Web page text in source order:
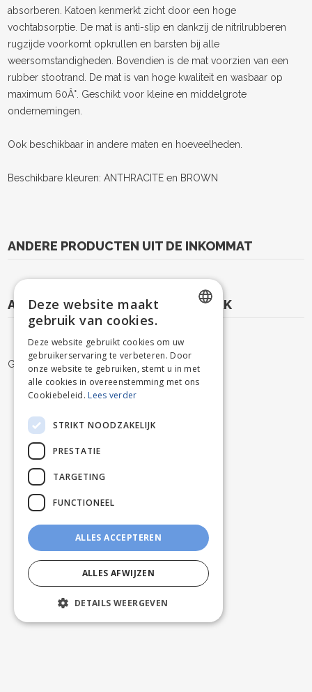
absorberen. Katoen kenmerkt zicht door een hoge
vochtabsorptie. De mat is anti-slip en dankzij de nitrilrubberen
rugzijde voorkomt opkrullen en barsten bij alle
weersomstandigheden. Bovendien is de mat voorzien van een
rubber stootrand. De mat is van hoge kwaliteit en wasbaar op
maximum 60Â°. Geschikt voor kleine en middelgrote
ondernemingen.
Ook beschikbaar in andere maten en hoeveelheden.
Beschikbare kleuren: ANTHRACITE en BROWN
ANDERE PRODUCTEN UIT DE INKOMMAT
ANDERE PRODUCTEN VAN HET MERK
Geen resultaat voor uw zoekopdracht.
FRENCH
Deze website maakt
gebruik van cookies.
Deze website gebruikt cookies om uw
gebruikerservaring te verbeteren. Door
onze website te gebruiken, stemt u in met
alle cookies in overeenstemming met ons
Cookiebeleid. Lees verder
STRIKT NOODZAKELIJK
PRESTATIE
TARGETING
FUNCTIONEEL
ALLES ACCEPTEREN
ALLES AFWIJZEN
DETAILS WEERGEVEN